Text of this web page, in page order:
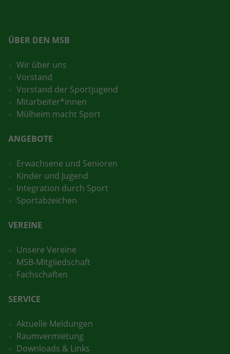
ÜBER DEN MSB
Wir über uns
Vorstand
Vorstand der Sportjugend
Mitarbeiter*innen
Mülheim macht Sport
ANGEBOTE
Erwachsene und Senioren
Kinder und Jugend
Integration durch Sport
Sportabzeichen
VEREINE
Unsere Vereine
MSB-Mitgliedschaft
Fachschaften
SERVICE
Aktuelle Meldungen
Raumvermietung
Downloads & Links